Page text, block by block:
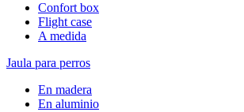
Confort box
Flight case
A medida
Jaula para perros
En madera
En aluminio